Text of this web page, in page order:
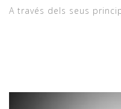
A través dels seus